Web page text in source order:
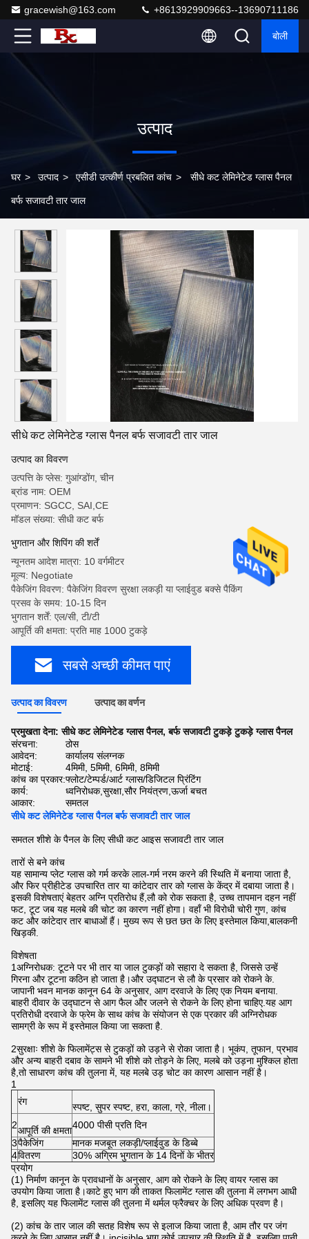
gracewish@163.com +8613929909663--13690711186
बोली
उत्पाद
घर > उत्पाद > एसीडी उत्कीर्ण प्रबलित कांच > सीधे कट लेमिनेटेड ग्लास पैनल
बर्फ सजावटी तार जाल
सीधे कट लेमिनेटेड ग्लास पैनल बर्फ सजावटी तार जाल
उत्पाद का विवरण
उत्पत्ति के प्लेस: गुआंग्डोंग, चीन
ब्रांड नाम: OEM
प्रमाणन: SGCC, SAI,CE
मॉडल संख्या: सीधी कट बर्फ
भुगतान और शिपिंग की शर्तें
न्यूनतम आदेश मात्रा: 10 वर्गमीटर
मूल्य: Negotiate
पैकेजिंग विवरण: पैकेजिंग विवरण सुरक्षा लकड़ी या प्लाईवुड बक्से पैकिंग
प्रसव के समय: 10-15 दिन
भुगतान शर्तें: एल/सी, टी/टी
आपूर्ति की क्षमता: प्रति माह 1000 टुकड़े
सबसे अच्छी कीमत पाएं
उत्पाद का विवरण उत्पाद का वर्णन
प्रमुखता देना:सीधे कट लेमिनेटेड ग्लास पैनल,बर्फ सजावटी टुकड़े टुकड़े ग्लास पैनल
संरचना:
ठोस
आवेदन:
कार्यालय संलग्नक
मोटाई:
4मिमी, 5मिमी, 6मिमी, 8मिमी
कांच का प्रकार:फ्लोट/टेम्पर्ड/आर्ट ग्लास/डिजिटल प्रिंटिंग
कार्य:
ध्वनिरोधक,सुरक्षा,सौर नियंत्रण,ऊर्जा बचत
आकार:
समतल
सीधे कट लेमिनेटेड ग्लास पैनल बर्फ सजावटी तार जाल
समतल शीशे के पैनल के लिए सीधी कट आइस सजावटी तार जाल
तारों से बने कांच
यह सामान्य प्लेट ग्लास को गर्म करके लाल-गर्म नरम करने की स्थिति में बनाया जाता है,
और फिर प्रीहीटेड उपचारित तार या कांटेदार तार को ग्लास के केंद्र में दबाया जाता है।
इसकी विशेषताएं बेहतर अग्नि प्रतिरोध हैं,लौ को रोक सकता है, उच्च तापमान दहन नहीं
फट, टूट जब यह मलबे की चोट का कारण नहीं होगा। वहाँ भी विरोधी चोरी गुण, कांच
कट और कांटेदार तार बाधाओं हैं। मुख्य रूप से छत छत के लिए इस्तेमाल किया,बालकनी
खिड़की.
विशेषता
1अग्निरोधक: टूटने पर भी तार या जाल टुकड़ों को सहारा दे सकता है, जिससे उन्हें
गिरना और टूटना कठिन हो जाता है।और उद्घाटन से लौ के प्रसार को रोकने के.
जापानी भवन मानक कानून 64 के अनुसार, आग दरवाजे के लिए एक नियम बनाया.
बाहरी दीवार के उद्घाटन से आग फैल और जलने से रोकने के लिए होना चाहिए.यह आग
प्रतिरोधी दरवाजे के फ्रेम के साथ कांच के संयोजन से एक प्रकार की अग्निरोधक
सामग्री के रूप में इस्तेमाल किया जा सकता है.
2सुरक्षाः शीशे के फिलामेंट्स से टुकड़ों को उड़ने से रोका जाता है। भूकंप, तूफान, प्रभाव
और अन्य बाहरी दबाव के सामने भी शीशे को तोड़ने के लिए, मलबे को उड़ना मुश्किल होता
है,तो साधारण कांच की तुलना में, यह मलबे उड़ चोट का कारण आसान नहीं है।
1
रंग
स्पष्ट, सुपर स्पष्ट, हरा, काला, ग्रे, नीला।
2आपूर्ति की क्षमता4000 पीसी प्रति दिन
3पैकेजिंग
मानक मजबूत लकड़ी/प्लाईवुड के डिब्बे
4वितरण
30% अग्रिम भुगतान के 14 दिनों के भीतर
प्रयोग
(1) निर्माण कानून के प्रावधानों के अनुसार, आग को रोकने के लिए वायर ग्लास का
उपयोग किया जाता है।काटे हुए भाग की ताकत फिलामेंट ग्लास की तुलना में लगभग आधी
है, इसलिए यह फिलामेंट ग्लास की तुलना में थर्मल फ्रैक्चर के लिए अधिक प्रवण है।
(2) कांच के तार जाल की सतह विशेष रूप से इलाज किया जाता है, आम तौर पर जंग